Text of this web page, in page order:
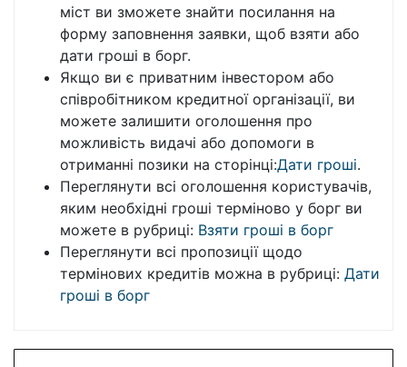
міст ви зможете знайти посилання на
форму заповнення заявки, щоб взяти або
дати гроші в борг.
Якщо ви є приватним інвестором або
співробітником кредитної організації, ви
можете залишити оголошення про
можливість видачі або допомоги в
отриманні позики на сторінці:Дати гроші.
Переглянути всі оголошення користувачів,
яким необхідні гроші терміново у борг ви
можете в рубриці: Взяти гроші в борг
Переглянути всі пропозиції щодо
термінових кредитів можна в рубриці: Дати
гроші в борг